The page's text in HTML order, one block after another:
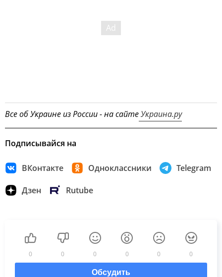
Все об Украине из России - на сайтеУкраина.ру
Подписывайся на
ВКонтакте Одноклассники Telegram
Дзен Rutube
0 0 0 0 0 0
Обсудить